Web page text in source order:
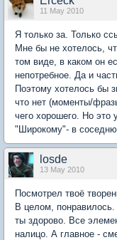
11 May 2010
Я только за. Только
Мне бы не хотелось,
том виде, в каком он
непотребное. Да и
Поэтому хотелось бы
что нет (моменты/
чего хорошего. Но
"Широкому"- в
losde
13 May 2010
Посмотрел твоё
В целом,
ты здорово. Все
налицо. А главное -